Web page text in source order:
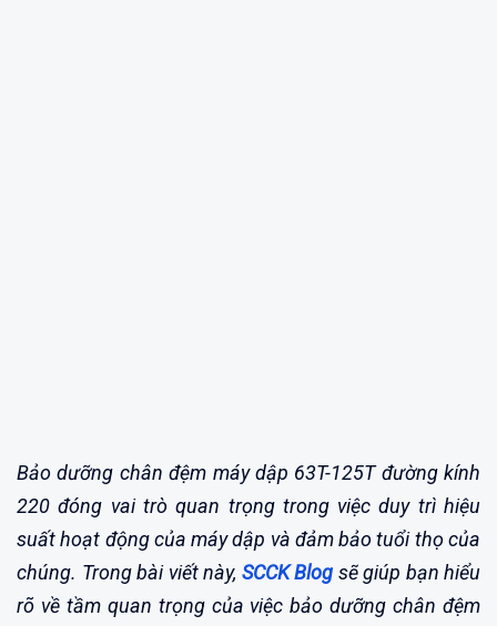
Bảo dưỡng chân đệm máy dập 63T-125T đường kính
220 đóng vai trò quan trọng trong việc duy trì hiệu
suất hoạt động của máy dập và đảm bảo tuổi thọ của
chúng. Trong bài viết này, SCCK Blog sẽ giúp bạn hiểu
rõ về tầm quan trọng của việc bảo dưỡng chân đệm